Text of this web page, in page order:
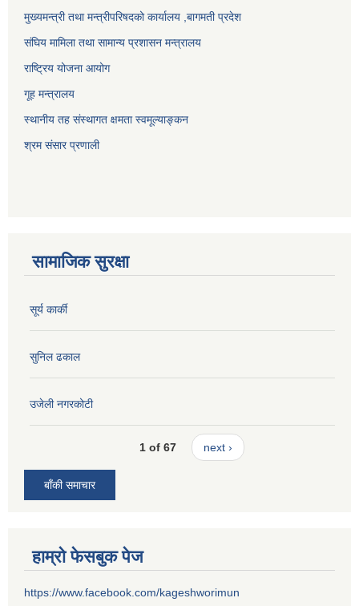
मुख्यमन्त्री तथा मन्त्रीपरिषदको कार्यालय ,बागमती प्रदेश
संघिय मामिला तथा सामान्य प्रशासन मन्त्रालय
राष्ट्रिय योजना आयोग
गूह मन्त्रालय
स्थानीय तह संस्थागत क्षमता स्वमूल्याङ्कन
श्रम संसार प्रणाली
सामाजिक सुरक्षा
सूर्य कार्की
सुनिल ढकाल
उजेली नगरकोटी
1 of 67 next ›
बाँकी समाचार
हाम्रो फेसबुक पेज
https://www.facebook.com/kageshworimun